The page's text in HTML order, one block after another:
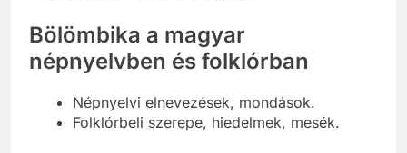
Bölömbika a magyar
népnyelvben és folklórban
Népnyelvi elnevezések, mondások.
Folklórbeli szerepe, hiedelmek, mesék.